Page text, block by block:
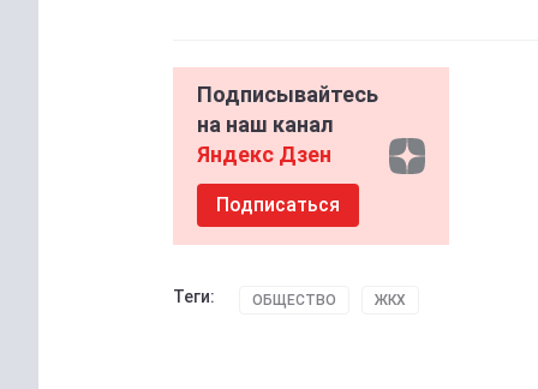
Подписывайтесь
на наш канал
Яндекс Дзен
Подписаться
Теги: ОБЩЕСТВО ЖКХ